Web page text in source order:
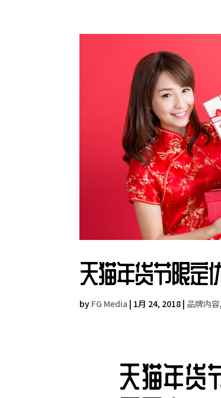
天猫年货节限定
by FG Media | 1月 24, 2018 | 品牌内容
天猫年货